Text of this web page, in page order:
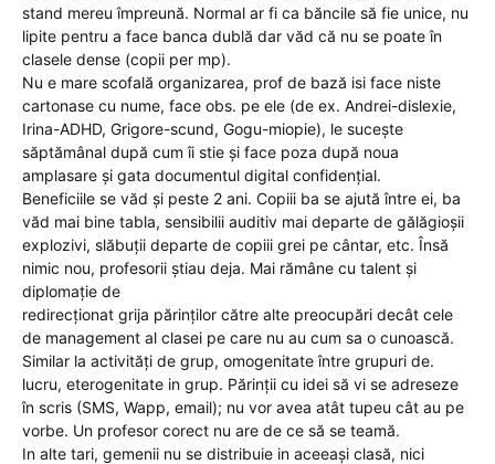
stand mereu împreună. Normal ar fi ca băncile să fie unice, nu
lipite pentru a face banca dublă dar văd că nu se poate în
clasele dense (copii per mp).
Nu e mare scofală organizarea, prof de bază isi face niste
cartonase cu nume, face obs. pe ele (de ex. Andrei-dislexie,
Irina-ADHD, Grigore-scund, Gogu-miopie), le sucește
săptămânal după cum îi stie și face poza după noua
amplasare și gata documentul digital confidențial.
Beneficiile se văd și peste 2 ani. Copiii ba se ajută între ei, ba
văd mai bine tabla, sensibilii auditiv mai departe de gălăgioșii
explozivi, slăbuții departe de copiii grei pe cântar, etc. Însă
nimic nou, profesorii știau deja. Mai rămâne cu talent și
diplomație de
redirecționat grija părinților către alte preocupări decât cele
de management al clasei pe care nu au cum sa o cunoască.
Similar la activități de grup, omogenitate între grupuri de.
lucru, eterogenitate in grup. Părinții cu idei să vi se adreseze
în scris (SMS, Wapp, email); nu vor avea atât tupeu cât au pe
vorbe. Un profesor corect nu are de ce să se teamă.
In alte tari, gemenii nu se distribuie in aceeași clasă, nici